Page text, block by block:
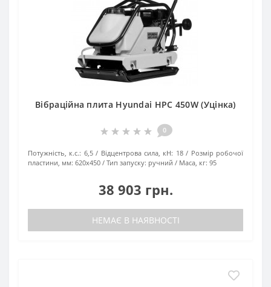
Вібраційна плита Hyundai HPC 450W (Уцінка)
0
Потужність, к.с.: 6,5 Відцентрова сила, кН: 18
Розмір робочої
пластини, мм: 620х450 Тип запуску: ручний Маса, кг: 95
38 903 грн.
НЕМАЄ В НАЯВНОСТІ